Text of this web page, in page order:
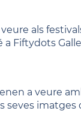
als
Fiftydots
a veure
seves